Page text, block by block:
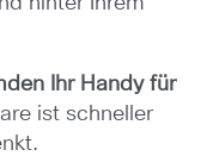
Ihr Handy für
ist schneller